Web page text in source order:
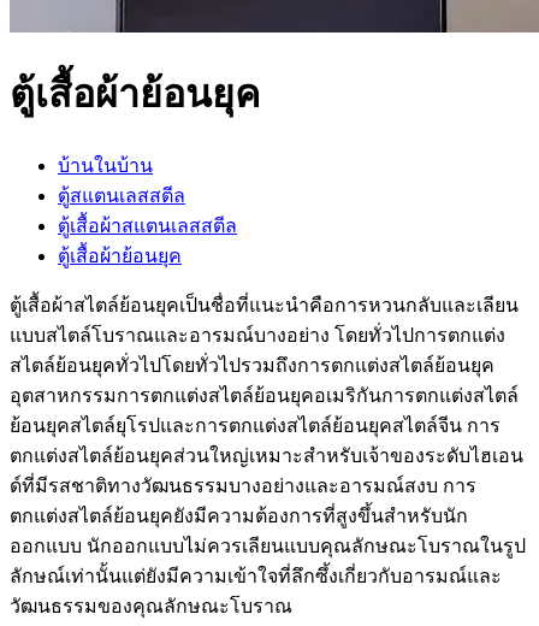
ตู้เสื้อผ้าย้อนยุค
บ้านในบ้าน
ตู้สแตนเลสสตีล
ตู้เสื้อผ้าสแตนเลสสตีล
ตู้เสื้อผ้าย้อนยุค
ตู้เสื้อผ้าสไตล์ย้อนยุคเป็นชื่อที่แนะนำคือการหวนกลับและเลียน
แบบสไตล์โบราณและอารมณ์บางอย่าง โดยทั่วไปการตกแต่ง
สไตล์ย้อนยุคทั่วไปโดยทั่วไปรวมถึงการตกแต่งสไตล์ย้อนยุค
อุตสาหกรรมการตกแต่งสไตล์ย้อนยุคอเมริกันการตกแต่งสไตล์
ย้อนยุคสไตล์ยุโรปและการตกแต่งสไตล์ย้อนยุคสไตล์จีน การ
ตกแต่งสไตล์ย้อนยุคส่วนใหญ่เหมาะสำหรับเจ้าของระดับไฮเอน
ด์ที่มีรสชาติทางวัฒนธรรมบางอย่างและอารมณ์สงบ การ
ตกแต่งสไตล์ย้อนยุคยังมีความต้องการที่สูงขึ้นสำหรับนัก
ออกแบบ นักออกแบบไม่ควรเลียนแบบคุณลักษณะโบราณในรูป
ลักษณ์เท่านั้นแต่ยังมีความเข้าใจที่ลึกซึ้งเกี่ยวกับอารมณ์และ
วัฒนธรรมของคุณลักษณะโบราณ